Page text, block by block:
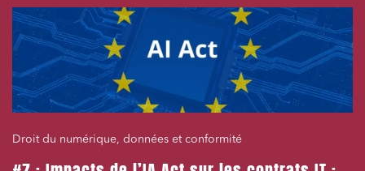
Droit du numérique, données et conformité